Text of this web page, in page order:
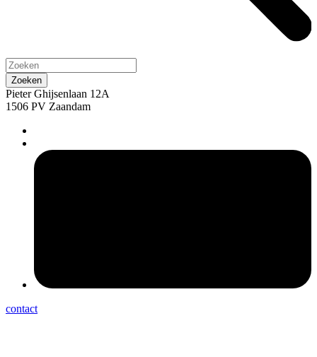
Pieter Ghijsenlaan 12A
1506 PV Zaandam
contact